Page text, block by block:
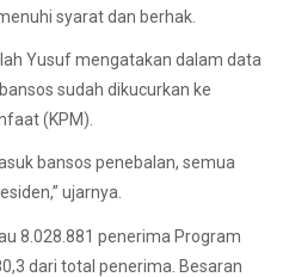
syarat dan berhak.
Yusuf mengatakan dalam data
sudah dikucurkan ke
(KPM).
bansos penebalan, semua
ujarnya.
8.028.881 penerima Program
dari total penerima. Besaran